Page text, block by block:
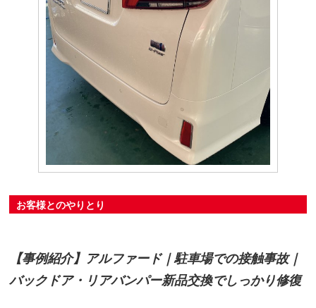
お客様とのやりとり
【事例紹介】アルファード｜駐車場での接触事故｜
バックドア・リアバンパー新品交換でしっかり修復